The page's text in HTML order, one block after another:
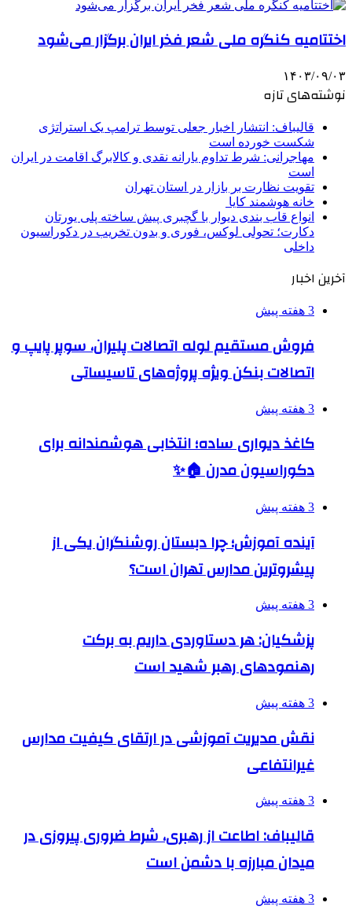
اختتامیه کنگره ملی شعر فخر ایران برگزار می‌شود
۱۴۰۳/۰۹/۰۳
نوشته‌های تازه
قالیباف: انتشار اخبار جعلی توسط ترامپ یک استراتژی
شکست خورده است
مهاجرانی: شرط تداوم یارانه نقدی و کالابرگ اقامت در ایران
است
تقویت نظارت بر بازار در استان تهران
خانه هوشمند کایا
انواع قاب بندی دیوار با گچبری پیش ساخته پلی یورتان
دکارت؛ تحولی لوکس، فوری و بدون تخریب در دکوراسیون
داخلی
آخرین اخبار
3 هفته پیش
فروش مستقیم لوله اتصالات پلیران، سوپر پایپ و
اتصالات بنکن ویژه پروژه‌های تاسیساتی
3 هفته پیش
کاغذ دیواری ساده؛ انتخابی هوشمندانه برای
دکوراسیون مدرن 🏠✨
3 هفته پیش
آینده آموزش؛ چرا دبستان روشنگران یکی از
پیشروترین مدارس تهران است؟
3 هفته پیش
پزشکیان: هر دستاوردی داریم به برکت
رهنمودهای رهبر شهید است
3 هفته پیش
نقش مدیریت آموزشی در ارتقای کیفیت مدارس
غیرانتفاعی
3 هفته پیش
قالیباف: اطاعت از رهبری، شرط ضروری پیروزی در
میدان مبارزه با دشمن است
3 هفته پیش